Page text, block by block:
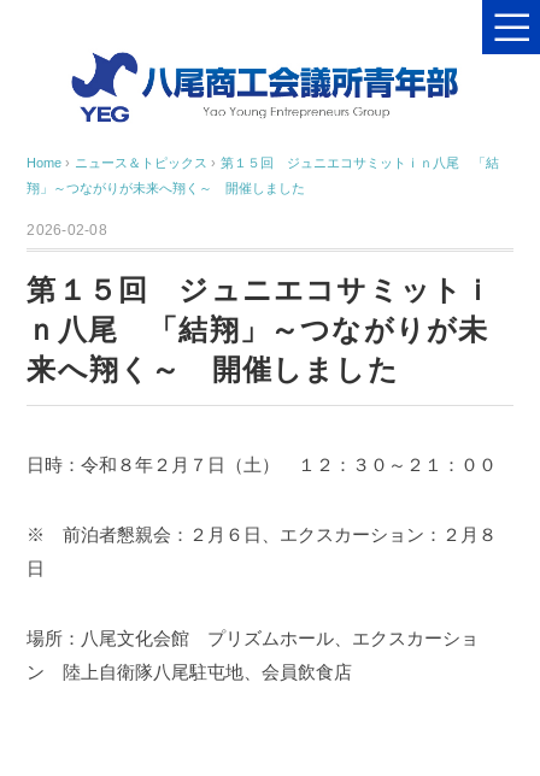
Home › ニュース＆トピックス › 第１５回 ジュニエコサミットｉｎ八尾 「結
翔」～つながりが未来へ翔く～ 開催しました
2026-02-08
第１５回 ジュニエコサミットｉ
ｎ八尾 「結翔」～つながりが未
来へ翔く～ 開催しました
日時：令和８年２月７日（土） １２：３０～２１：００
※ 前泊者懇親会：２月６日、エクスカーション：２月８
日
場所：八尾文化会館 プリズムホール、エクスカーショ
ン 陸上自衛隊八尾駐屯地、会員飲食店